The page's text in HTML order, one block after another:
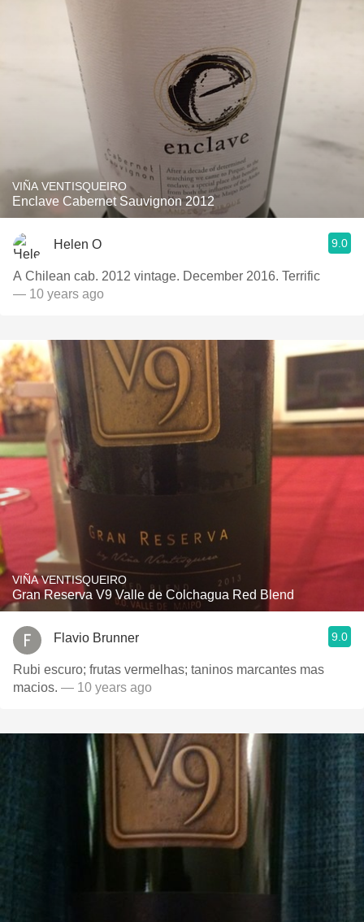
VIÑA VENTISQUEIRO
Enclave Cabernet Sauvignon 2012
Helen O 9.0
A Chilean cab. 2012 vintage. December 2016. Terrific
— 10 years ago
VIÑA VENTISQUEIRO
Gran Reserva V9 Valle de Colchagua Red Blend
Flavio Brunner 9.0
Rubi escuro; frutas vermelhas; taninos marcantes mas
macios. — 10 years ago